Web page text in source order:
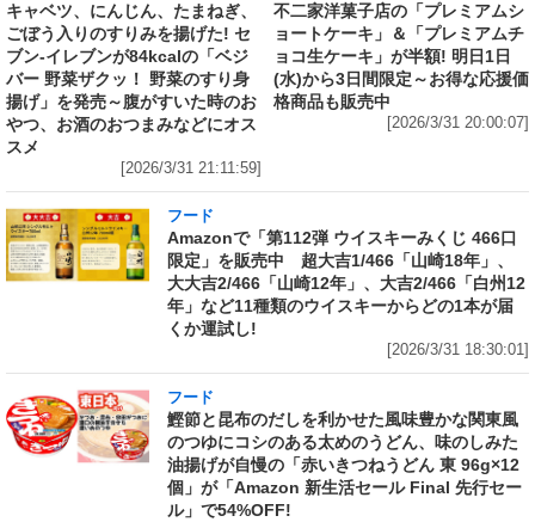
キャベツ、にんじん、たまねぎ、
ごぼう入りのすりみを揚げた! セ
ブン‐イレブンが84kcalの「ベジ
バー 野菜ザクッ！ 野菜のすり身
揚げ」を発売～腹がすいた時のお
やつ、お酒のおつまみなどにオス
スメ
[2026/3/31 21:11:59]
不二家洋菓子店の「プレミアムシ
ョートケーキ」＆「プレミアムチ
ョコ生ケーキ」が半額! 明日1日
(水)から3日間限定～お得な応援価
格商品も販売中
[2026/3/31 20:00:07]
フード
Amazonで「第112弾 ウイスキーみくじ 466口
限定」を販売中 超大吉1/466「山崎18年」、
大大吉2/466「山崎12年」、大吉2/466「白州12
年」など11種類のウイスキーからどの1本が届
くか運試し!
[2026/3/31 18:30:01]
フード
鰹節と昆布のだしを利かせた風味豊かな関東風
のつゆにコシのある太めのうどん、味のしみた
油揚げが自慢の「赤いきつねうどん 東 96g×12
個」が「Amazon 新生活セール Final 先行セー
ル」で54%OFF!